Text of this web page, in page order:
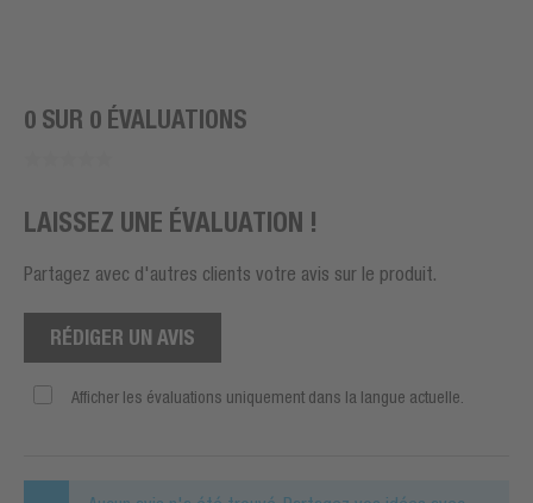
0 SUR 0 ÉVALUATIONS
LAISSEZ UNE ÉVALUATION !
Partagez avec d'autres clients votre avis sur le produit.
RÉDIGER UN AVIS
Afficher les évaluations uniquement dans la langue actuelle.